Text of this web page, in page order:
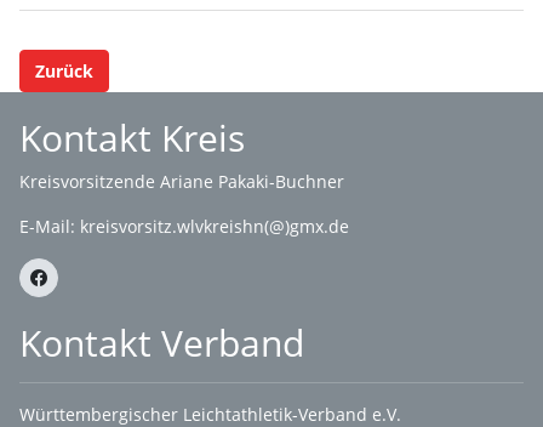
Zurück
Kontakt Kreis
Kreisvorsitzende Ariane Pakaki-Buchner
E-Mail: kreisvorsitz.wlvkreishn(@)gmx.de
Kontakt Verband
Württembergischer Leichtathletik-Verband e.V.